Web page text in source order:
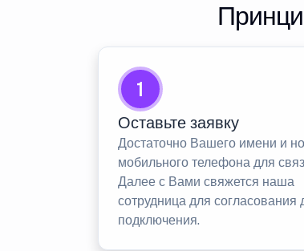
1
Оставьте заявку
Достаточно Вашего имени и
мобильного телефона для
Далее с Вами свяжется наша
сотрудница для согласования
подключения.